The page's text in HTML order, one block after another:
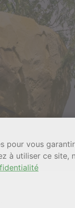
Venez découvrir, de
pour vous
à utiliser ce site,